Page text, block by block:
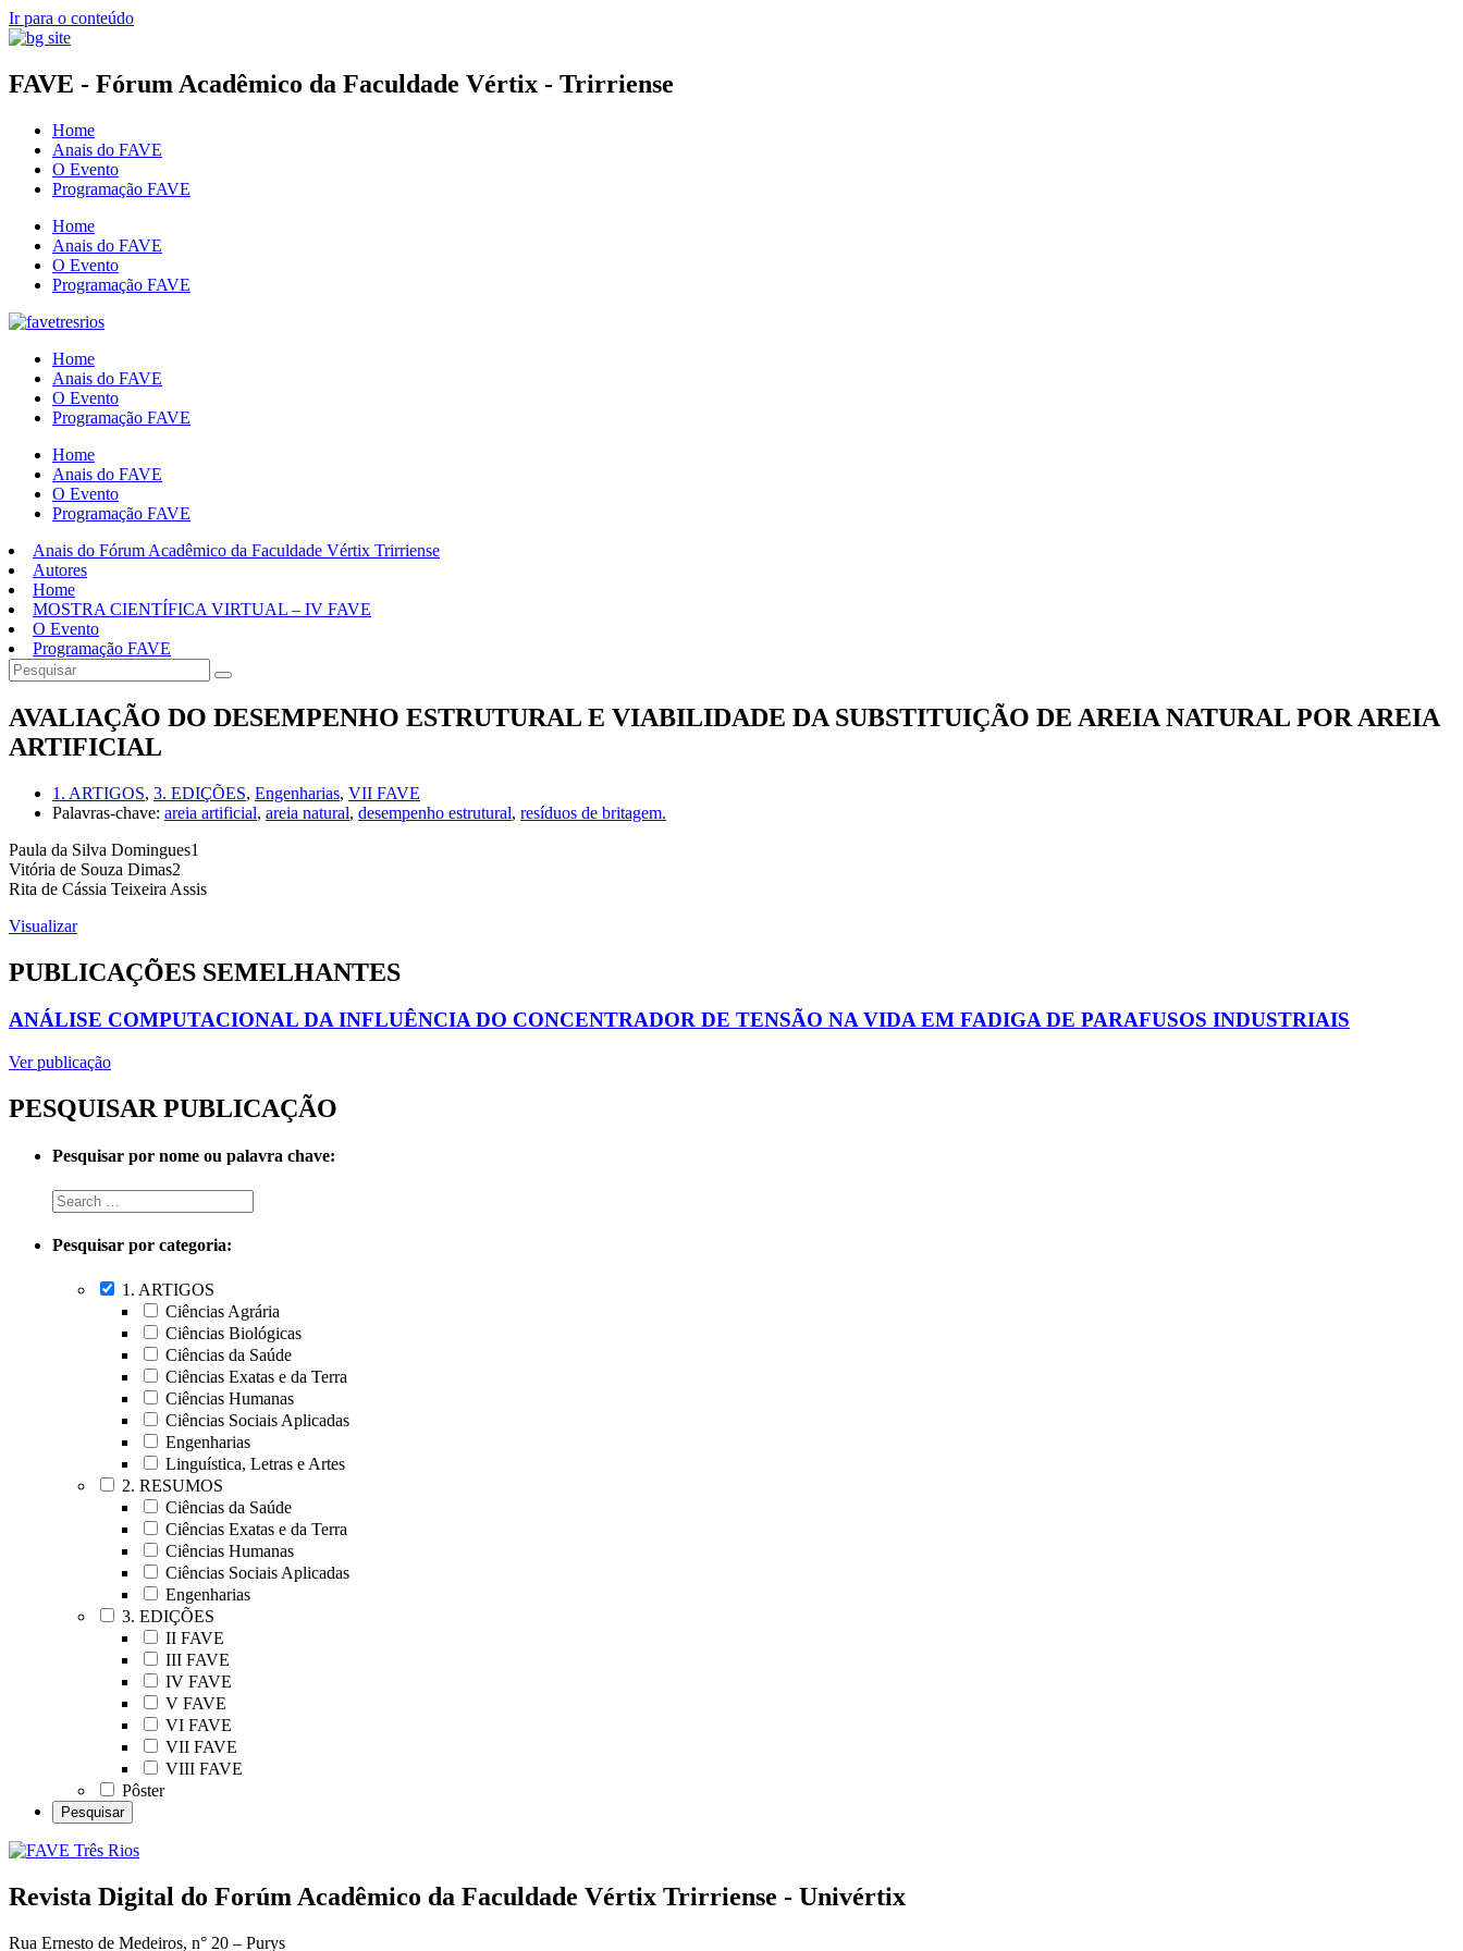
Ir para o conteúdo
FAVE - Fórum Acadêmico da Faculdade Vértix - Trirriense
Home
Anais do FAVE
O Evento
Programação FAVE
Home
Anais do FAVE
O Evento
Programação FAVE
Home
Anais do FAVE
O Evento
Programação FAVE
Home
Anais do FAVE
O Evento
Programação FAVE
Anais do Fórum Acadêmico da Faculdade Vértix Trirriense
Autores
Home
MOSTRA CIENTÍFICA VIRTUAL – IV FAVE
O Evento
Programação FAVE
AVALIAÇÃO DO DESEMPENHO ESTRUTURAL E VIABILIDADE DA SUBSTITUIÇÃO DE AREIA NATURAL POR AREIA
ARTIFICIAL
1. ARTIGOS, 3. EDIÇÕES, Engenharias, VII FAVE
Palavras-chave: areia artificial, areia natural, desempenho estrutural, resíduos de britagem.
Paula da Silva Domingues1
Vitória de Souza Dimas2
Rita de Cássia Teixeira Assis
Visualizar
PUBLICAÇÕES SEMELHANTES
ANÁLISE COMPUTACIONAL DA INFLUÊNCIA DO CONCENTRADOR DE TENSÃO NA VIDA EM FADIGA DE PARAFUSOS INDUSTRIAIS
Ver publicação
PESQUISAR PUBLICAÇÃO
Pesquisar por nome ou palavra chave:
Pesquisar por categoria:
1. ARTIGOS
Ciências Agrária
Ciências Biológicas
Ciências da Saúde
Ciências Exatas e da Terra
Ciências Humanas
Ciências Sociais Aplicadas
Engenharias
Linguística, Letras e Artes
2. RESUMOS
Ciências da Saúde
Ciências Exatas e da Terra
Ciências Humanas
Ciências Sociais Aplicadas
Engenharias
3. EDIÇÕES
II FAVE
III FAVE
IV FAVE
V FAVE
VI FAVE
VII FAVE
VIII FAVE
Pôster
Revista Digital do Forúm Acadêmico da Faculdade Vértix Trirriense - Univértix
Rua Ernesto de Medeiros, n° 20 – Purys